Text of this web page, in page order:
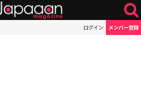
ログイン メンバー登録